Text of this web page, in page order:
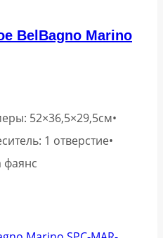
BelBagno Marino
52×36,5×29,5см•
1 отверстие•
фаянс